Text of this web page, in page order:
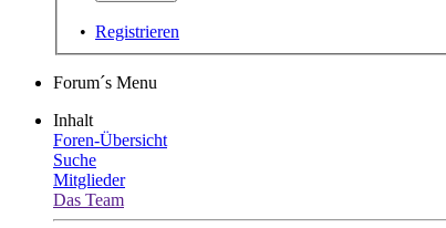
• Registrieren
Forum´s Menu
Inhalt
Foren-Übersicht
Suche
Mitglieder
Das Team